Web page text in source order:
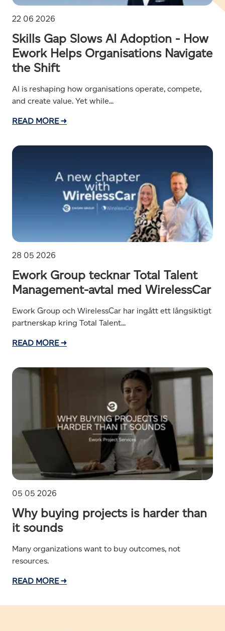
22 06 2026
Skills Gap Slows AI Adoption - How
Ework Helps Organisations Navigate
the Shift
AI is reshaping how organisations operate, compete,
and create value. Yet while...
READ MORE →
28 05 2026
Ework Group tecknar Total Talent
Management-avtal med WirelessCar
Ework Group och WirelessCar har ingått ett långsiktigt
partnerskap kring Total Talent...
READ MORE →
05 05 2026
Why buying projects is harder than
it sounds
Many organizations want to buy outcomes, not
resources.
READ MORE →